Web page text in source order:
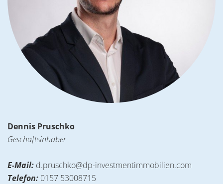
Dennis Pruschko
Geschäftsinhaber
E-Mail: d.pruschko@dp-investmentimmobilien.com
Telefon: 0157 53008715